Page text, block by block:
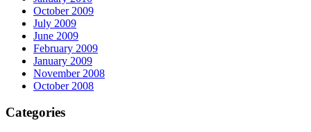
October 2009
July 2009
June 2009
February 2009
January 2009
November 2008
October 2008
Categories